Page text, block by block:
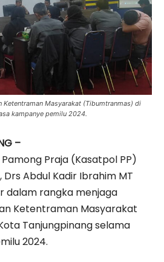
Ketentraman Masyarakat (Tibumtranmas) di
kampanye pemilu 2024.
–
Praja (Kasatpol PP)
Abdul Kadir Ibrahim MT
dalam rangka menjaga
Ketentraman Masyarakat
Tanjungpinang selama
2024.